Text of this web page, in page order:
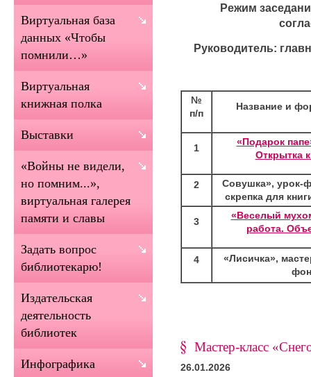
Режим
Руководитель:
№
п/п
Название и
1
«Подарок
Открытка
2
Совушка», урок-
скрепка для
3
«Веселый
работа.
4
«Лисичка»,
Мастер-класс
26.01.2026
Виртуальная база
данных «Чтобы
помнили…»
Виртуальная
книжная полка
Выставки
«Войны не видели,
но помним...»,
виртуальная галерея
памяти и славы
Задать вопрос
библиотекарю!
Издательская
деятельность
библиотек
Инфографика